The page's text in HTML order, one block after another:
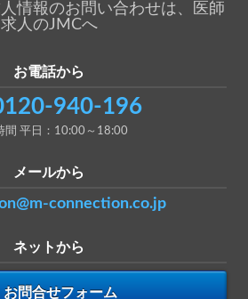
情報のお問い合わせは、医師
求人のJMCへ
お電話から
940-196
間 平日：10:00～18:00
メールから
connection.co.jp
ネットから
お問合せフォーム